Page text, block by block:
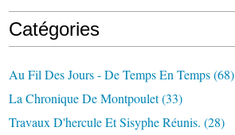
Catégories
Au Fil Des Jours - De Temps En Temps(68)
La Chronique De Montpoulet(33)
Travaux D'hercule Et Sisyphe Réunis. (28)